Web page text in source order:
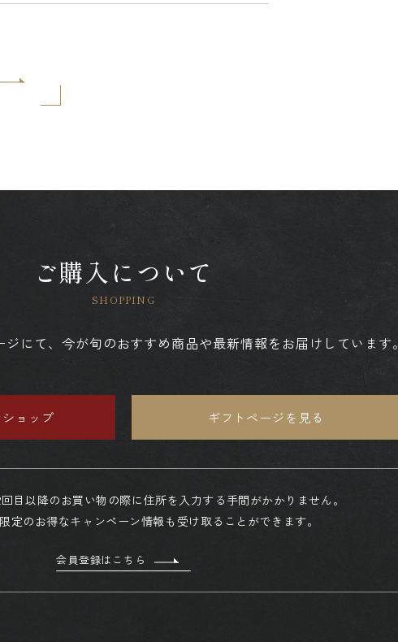
ご購入について
にて、今が旬のおすすめ商品や最新情報をお届けしています。
ョップ ギフトページを見る
目以降のお買い物の際に住所を入力する手間がかかりません。
定のお得なキャンペーン情報も受け取ることができます。
会員登録はこちら